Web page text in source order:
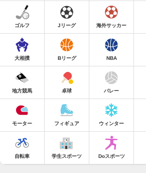
ゴルフ Jリーグ 海外サッカー
大相撲 Bリーグ NBA
地方競馬 卓球 バレー
モーター フィギュア ウィンター
自転車 学生スポーツ Doスポーツ